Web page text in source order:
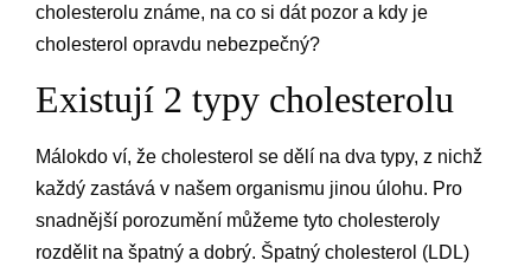
cholesterolu známe, na co si dát pozor a kdy je
cholesterol opravdu nebezpečný?
​Existují 2 typy cholesterolu
Málokdo ví, že cholesterol se dělí na dva typy, z nichž
každý zastává v našem organismu jinou úlohu. Pro
snadnější porozumění můžeme tyto cholesteroly
rozdělit na špatný a dobrý. Špatný cholesterol (LDL)